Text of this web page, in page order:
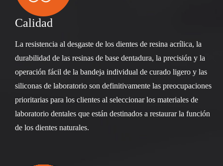
Calidad
La resistencia al desgaste de los dientes de resina acrílica, la
durabilidad de las resinas de base dentadura, la precisión y la
operación fácil de la bandeja individual de curado ligero y las
siliconas de laboratorio son definitivamente las preocupaciones
prioritarias para los clientes al seleccionar los materiales de
laboratorio dentales que están destinados a restaurar la función
de los dientes naturales.